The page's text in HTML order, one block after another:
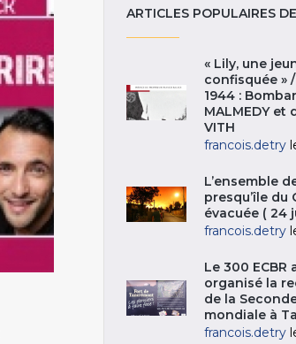
ARTICLES POPULAIRES
« Lily, une
confisquée »
1944 :
MALMEDY et
VITH
francois.detry
L’ensemble
presqu’île du
évacuée ( 24
francois.detry
Le 300 ECBR
organisé la
de la
mondiale à
francois.detry